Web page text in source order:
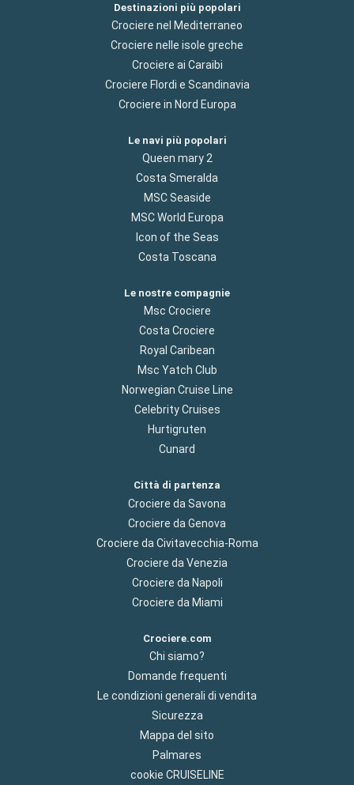
Destinazioni più popolari
Crociere nel Mediterraneo
Crociere nelle isole greche
Crociere ai Caraibi
Crociere Flordi e Scandinavia
Crociere in Nord Europa
Le navi più popolari
Queen mary 2
Costa Smeralda
MSC Seaside
MSC World Europa
Icon of the Seas
Costa Toscana
Le nostre compagnie
Msc Crociere
Costa Crociere
Royal Caribean
Msc Yatch Club
Norwegian Cruise Line
Celebrity Cruises
Hurtigruten
Cunard
Città di partenza
Crociere da Savona
Crociere da Genova
Crociere da Civitavecchia-Roma
Crociere da Venezia
Crociere da Napoli
Crociere da Miami
Crociere.com
Chi siamo?
Domande frequenti
Le condizioni generali di vendita
Sicurezza
Mappa del sito
Palmares
cookie CRUISELINE